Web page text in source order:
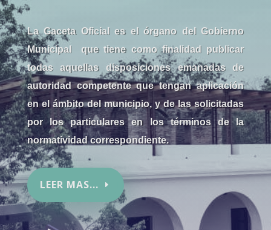
La Gaceta Oficial es el órgano del Gobierno
Municipal que tiene como finalidad publicar
todas aquellas disposiciones emanadas de
autoridad competente que tengan aplicación
en el ámbito del municipio, y de las solicitadas
por los particulares en los términos de la
normatividad correspondiente.
LEER MAS...